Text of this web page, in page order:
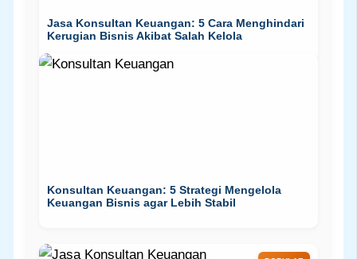
Jasa Konsultan Keuangan: 5 Cara Menghindari
Kerugian Bisnis Akibat Salah Kelola
Konsultan Keuangan: 5 Strategi Mengelola
Keuangan Bisnis agar Lebih Stabil